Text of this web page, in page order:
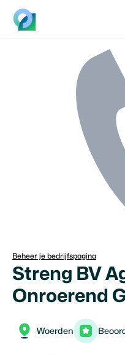
Beheer je bedrijfspagina
Streng BV
Onroerend
Woerden